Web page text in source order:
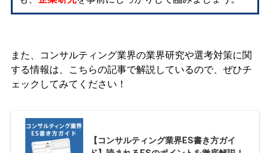
また、コンサルティング業界の業界研究や選考対策に関
する情報は、こちらの記事で解説しているので、ぜひチ
ェックしてみてください！
【コンサルティング業界ES書き方ガイ